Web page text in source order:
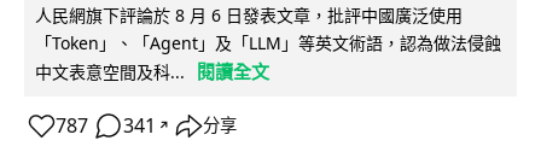
人民網旗下評論於 8 月 6 日發表文章，批評中國廣泛使用
「Token」、「Agent」及「LLM」等英文術語，認為做法侵蝕
中文表意空間及科...
閱讀全文
787 341 ↗ 分享